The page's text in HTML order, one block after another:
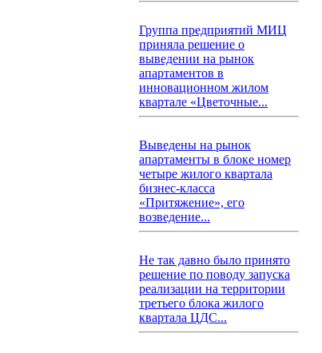
Группа предприятий МИЦ
приняла решение о
выведении на рынок
апартаментов в
инновационном жилом
квартале «Цветочные...
Выведены на рынок
апартаменты в блоке номер
четыре жилого квартала
бизнес-класса
«Притяжение», его
возведение...
Не так давно было принято
решение по поводу запуска
реализации на территории
третьего блока жилого
квартала ЦДС...